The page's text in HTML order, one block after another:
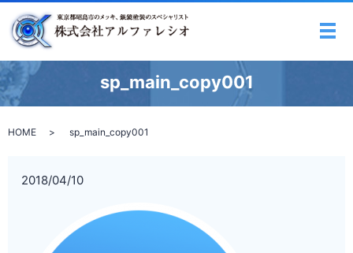
メ
sp_main_copy001
HOME sp_main_copy001
2018/04/10